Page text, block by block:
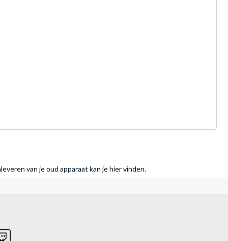
van je oud apparaat kan je hier vinden.